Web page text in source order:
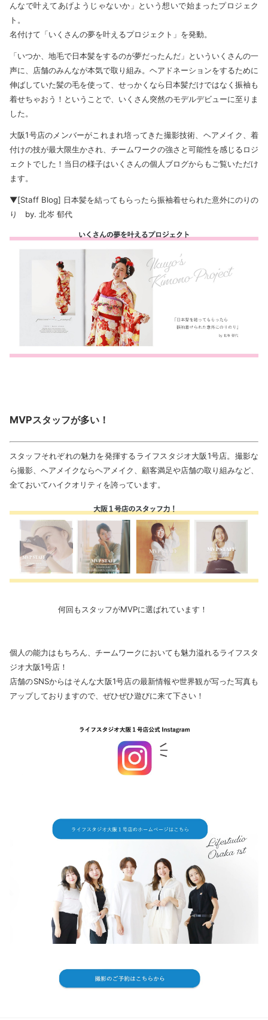
んなで叶えてあげようじゃないか」という想いで始まったプロジェク
ト。
名付けて「いくさんの夢を叶えるプロジェクト」を発動。
「いつか、地毛で日本髪をするのが夢だったんだ」といういくさんの一
声に、店舗のみんなが本気で取り組み。ヘアドネーションをするために
伸ばしていた髪の毛を使って、せっかくなら日本髪だけではなく振袖も
着せちゃおう！ということで、いくさん突然のモデルデビューに至りま
した。
大阪1号店のメンバーがこれまれ培ってきた撮影技術、ヘアメイク、着
付けの技が最大限生かされ、チームワークの強さと可能性を感じるロジ
ェクトでした！当日の様子はいくさんの個人ブログからもご覧いただけ
ます。
▼[Staff Blog] 日本髪を結ってもらったら振袖着せられた意外にのりの
り by. 北岑 郁代
MVPスタッフが多い！
スタッフそれぞれの魅力を発揮するライフスタジオ大阪1号店。撮影な
ら撮影、ヘアメイクならヘアメイク、顧客満足や店舗の取り組みなど、
全ておいてハイクオリティを誇っています。
何回もスタッフがMVPに選ばれています！
個人の能力はもちろん、チームワークにおいても魅力溢れるライフスタ
ジオ大阪1号店！
店舗のSNSからはそんな大阪1号店の最新情報や世界観が写った写真も
アップしておりますので、ぜひぜひ遊びに来て下さい！